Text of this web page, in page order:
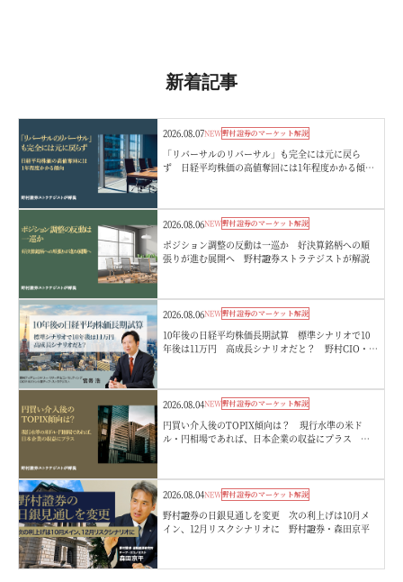
新着記事
2026.08.07NEW野村證券のマーケット解説
「リバーサルのリバーサル」も完全には元に戻ら
ず 日経平均株価の高値奪回には1年程度かかる傾
2026.08.06NEW野村證券のマーケット解説
ポジション調整の反動は一巡か 好決算銘柄への順
張りが進む展開へ 野村證券ストラテジストが解説
2026.08.06NEW野村證券のマーケット解説
10年後の日経平均株価長期試算 標準シナリオで10
年後は11万円 高成長シナリオだと？ 野村CIO・宮
2026.08.04NEW野村證券のマーケット解説
円買い介入後のTOPIX傾向は？ 現行水準の米ド
ル・円相場であれば、日本企業の収益にプラス 野
2026.08.04NEW野村證券のマーケット解説
野村證券の日銀見通しを変更 次の利上げは10月メ
イン、12月リスクシナリオに 野村證券・森田京平